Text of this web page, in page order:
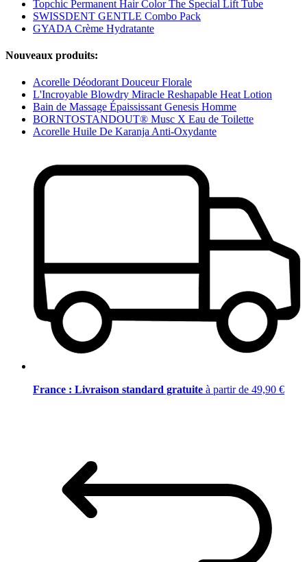
Topchic Permanent Hair Color The Special Lift Tube
SWISSDENT GENTLE Combo Pack
GYADA Crème Hydratante
Nouveaux produits:
Acorelle Déodorant Douceur Florale
L'Incroyable Blowdry Miracle Reshapable Heat Lotion
Bain de Massage Épaississant Genesis Homme
BORNTOSTANDOUT® Musc X Eau de Toilette
Acorelle Huile De Karanja Anti-Oxydante
France : Livraison standard gratuite à partir de 49,90 €